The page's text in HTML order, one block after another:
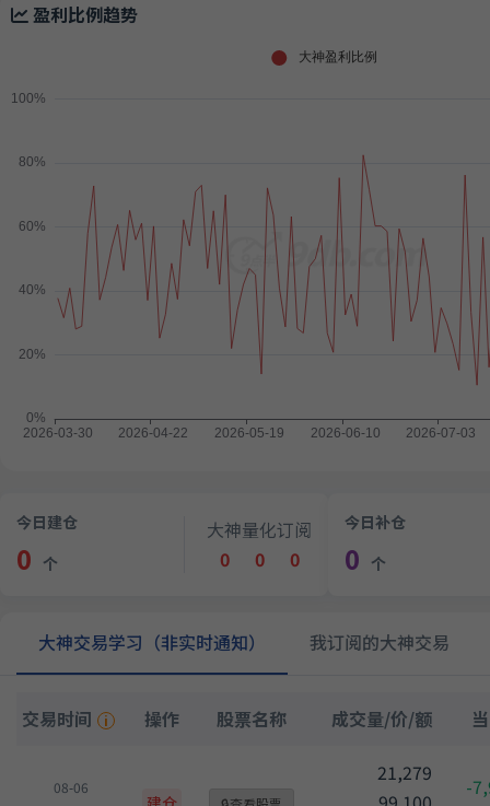
盈利比例趋势
今日建仓
0 个
大神
0
量化
0
订阅
0
今日补仓
0 个
大神交易学习（非实时通知） 我订阅的大神交易
交易时间 i 操作 股票名称 成交量/价/额
08-06
21,279
-